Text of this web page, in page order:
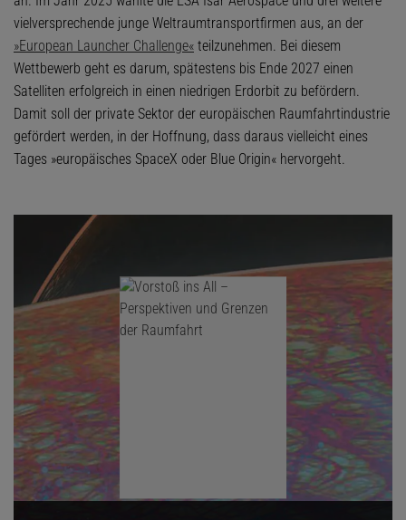
vielversprechende junge Weltraumtransportfirmen aus, an der
»European Launcher Challenge« teilzunehmen. Bei diesem
Wettbewerb geht es darum, spätestens bis Ende 2027 einen
Satelliten erfolgreich in einen niedrigen Erdorbit zu befördern.
Damit soll der private Sektor der europäischen Raumfahrtindustrie
gefördert werden, in der Hoffnung, dass daraus vielleicht eines
Tages »europäisches SpaceX oder Blue Origin« hervorgeht.